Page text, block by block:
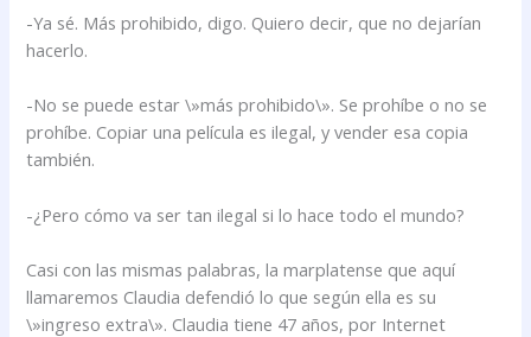
-Ya sé. Más prohibido, digo. Quiero decir, que no dejarían
hacerlo.
-No se puede estar \»más prohibido\». Se prohíbe o no se
prohíbe. Copiar una película es ilegal, y vender esa copia
también.
-¿Pero cómo va ser tan ilegal si lo hace todo el mundo?
Casi con las mismas palabras, la marplatense que aquí
llamaremos Claudia defendió lo que según ella es su
\»ingreso extra\». Claudia tiene 47 años, por Internet